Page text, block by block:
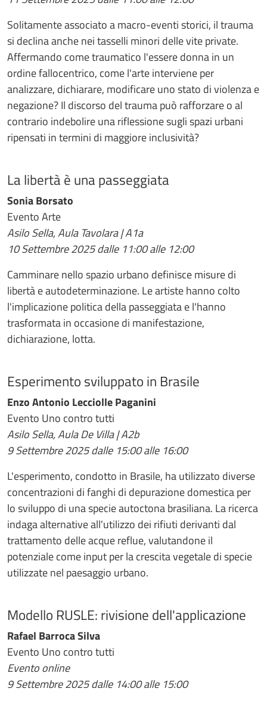
Solitamente associato a macro-eventi storici, il trauma
si declina anche nei tasselli minori delle vite private.
Affermando come traumatico l'essere donna in un
ordine fallocentrico, come l'arte interviene per
analizzare, dichiarare, modificare uno stato di violenza e
negazione? Il discorso del trauma può rafforzare o al
contrario indebolire una riflessione sugli spazi urbani
ripensati in termini di maggiore inclusività?
La libertà è una passeggiata
Sonia Borsato
Evento Arte
Asilo Sella, Aula Tavolara | A1a
10 Settembre 2025 dalle 11:00 alle 12:00
Camminare nello spazio urbano definisce misure di
libertà e autodeterminazione. Le artiste hanno colto
l'implicazione politica della passeggiata e l'hanno
trasformata in occasione di manifestazione,
dichiarazione, lotta.
Esperimento sviluppato in Brasile
Enzo Antonio Lecciolle Paganini
Evento Uno contro tutti
Asilo Sella, Aula De Villa | A2b
9 Settembre 2025 dalle 15:00 alle 16:00
L'esperimento, condotto in Brasile, ha utilizzato diverse
concentrazioni di fanghi di depurazione domestica per
lo sviluppo di una specie autoctona brasiliana. La ricerca
indaga alternative all'utilizzo dei rifiuti derivanti dal
trattamento delle acque reflue, valutandone il
potenziale come input per la crescita vegetale di specie
utilizzate nel paesaggio urbano.
Modello RUSLE: rivisione dell'applicazione
Rafael Barroca Silva
Evento Uno contro tutti
Evento online
9 Settembre 2025 dalle 14:00 alle 15:00